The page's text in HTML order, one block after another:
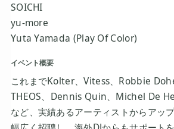
SOICHI
yu-more
Yuta Yamada (Play Of Color)
イベント概要
これまでKolter、Vitess、Robbie
THEOS、Dennis Quin、Michel De
など、実績あるアーティストからアッ